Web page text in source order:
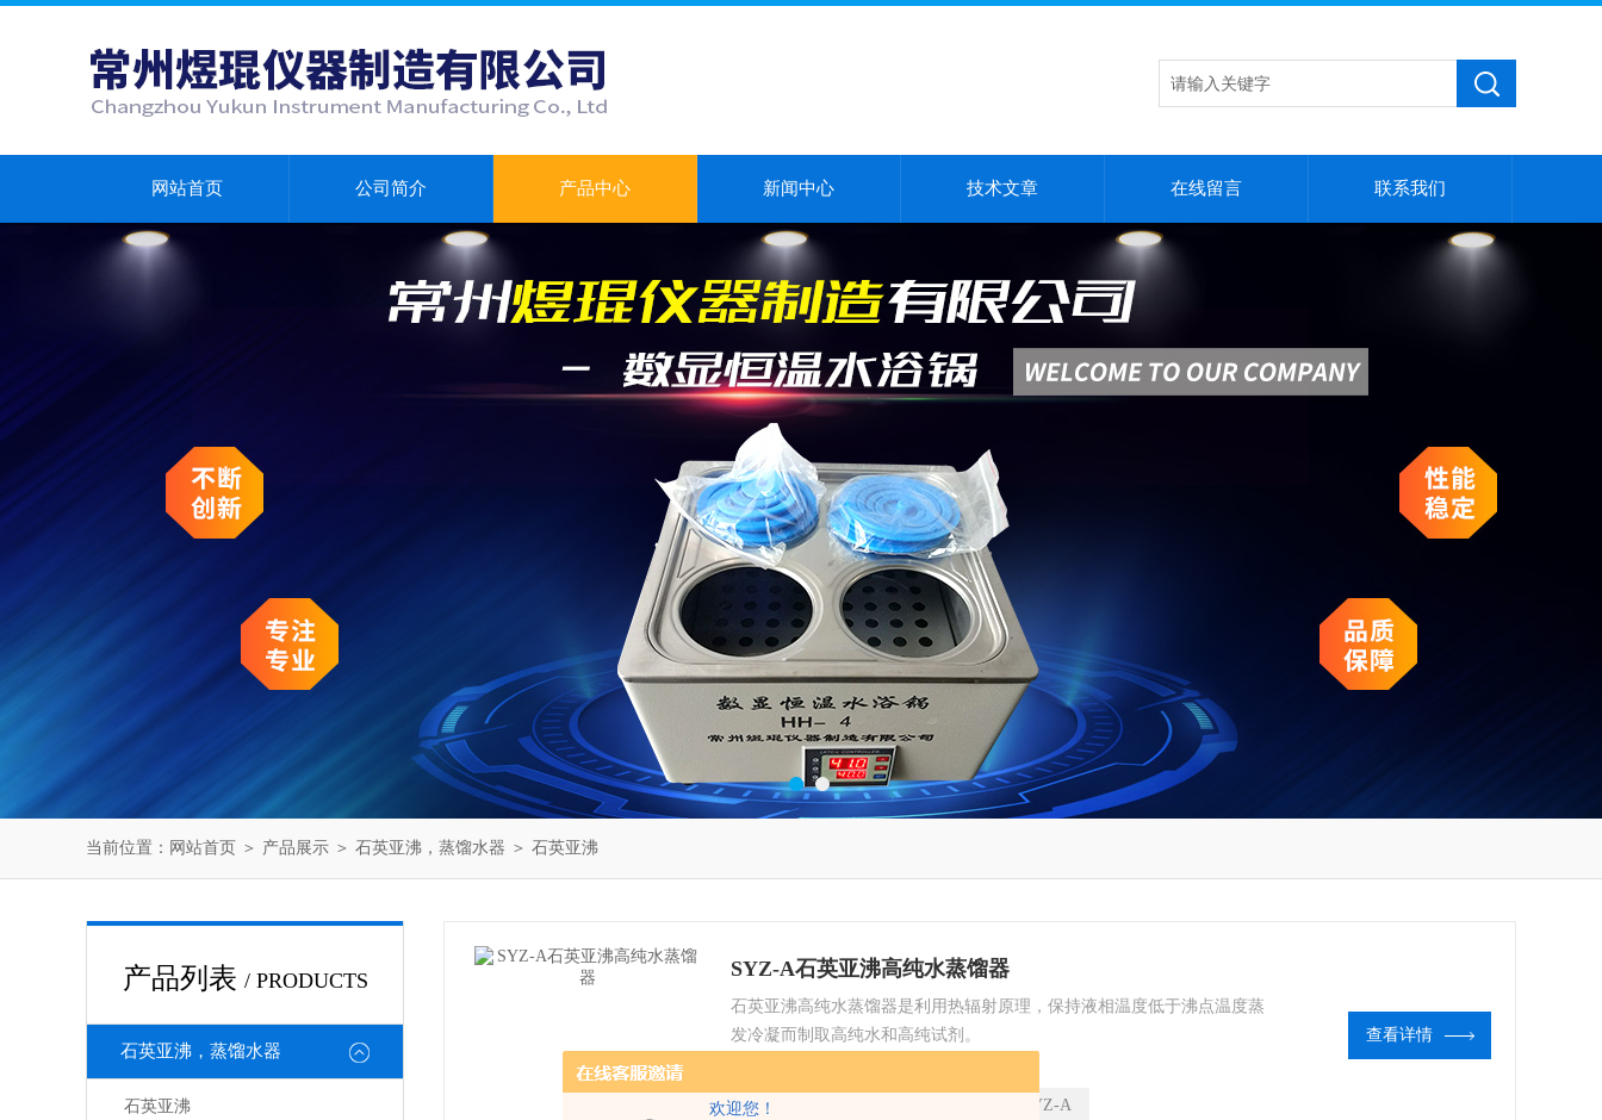
欢迎您！
网站首页 公司简介 产品中心 新闻中心 技术文章 在线留言 联系我们
当前位置： 网站首页 ＞ 产品展示 ＞ 石英亚沸，蒸馏水器 ＞ 石英亚沸
产品列表 / PRODUCTS
石英亚沸，蒸馏水器
石英亚沸
SYZ-A石英亚沸高纯水蒸馏器
石英亚沸高纯水蒸馏器是利用热辐射原理，保持液相温度低于沸点温度蒸
发冷凝而制取高纯水和高纯试剂。
SYZ-A
查看详情